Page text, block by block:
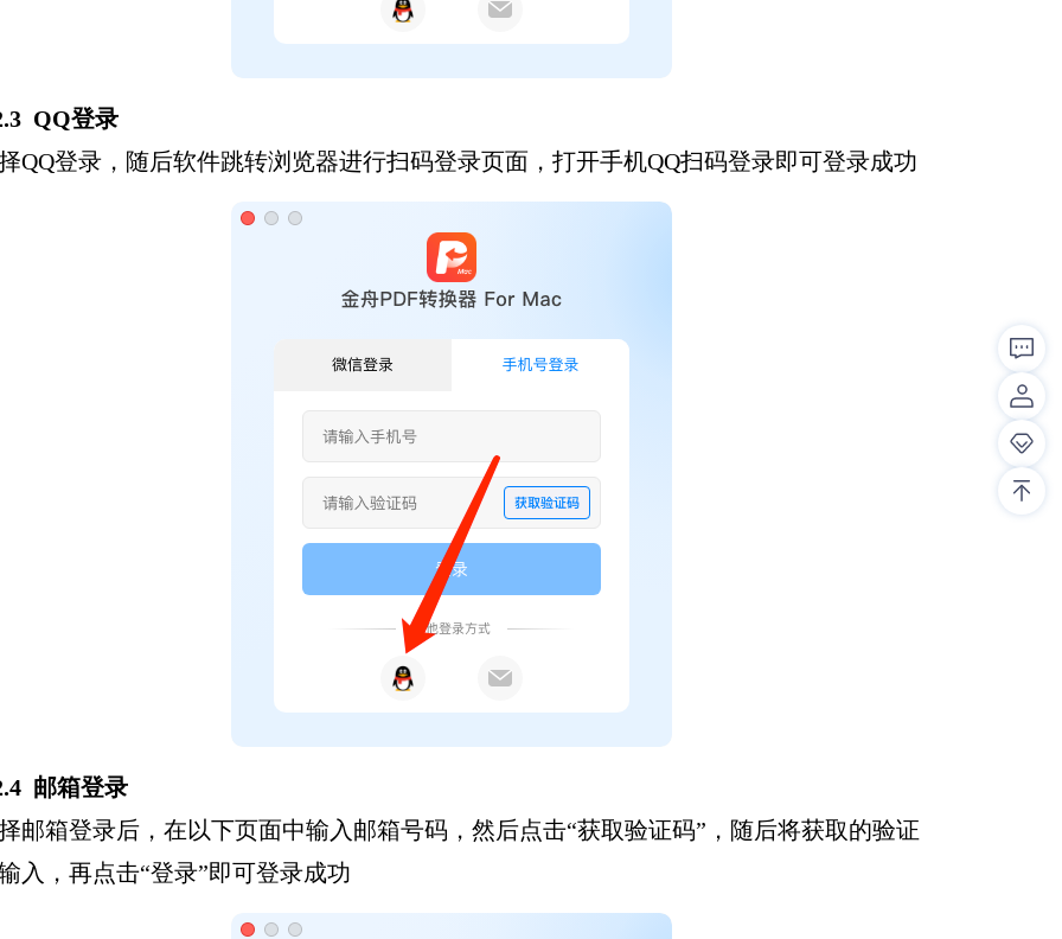
QQ登录
QQ登录，随后软件跳转浏览器进行扫码登录页面，打开手机QQ扫码登录即可登录成功
邮箱登录
邮箱登录后，在以下页面中输入邮箱号码，然后点击“获取验证码”，随后将获取的验证
入，再点击“登录”即可登录成功